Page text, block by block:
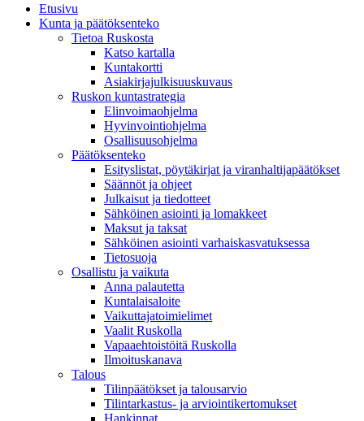
Etusivu
Kunta ja päätöksenteko
Tietoa Ruskosta
Katso kartalla
Kuntakortti
Asiakirjajulkisuuskuvaus
Ruskon kuntastrategia
Elinvoimaohjelma
Hyvinvointiohjelma
Osallisuusohjelma
Päätöksenteko
Esityslistat, pöytäkirjat ja viranhaltijapäätökset
Säännöt ja ohjeet
Julkaisut ja tiedotteet
Sähköinen asiointi ja lomakkeet
Maksut ja taksat
Sähköinen asiointi varhaiskasvatuksessa
Tietosuoja
Osallistu ja vaikuta
Anna palautetta
Kuntalaisaloite
Vaikuttajatoimielimet
Vaalit Ruskolla
Vapaaehtoistöitä Ruskolla
Ilmoituskanava
Talous
Tilinpäätökset ja talousarvio
Tilintarkastus- ja arviointikertomukset
Hankinnat